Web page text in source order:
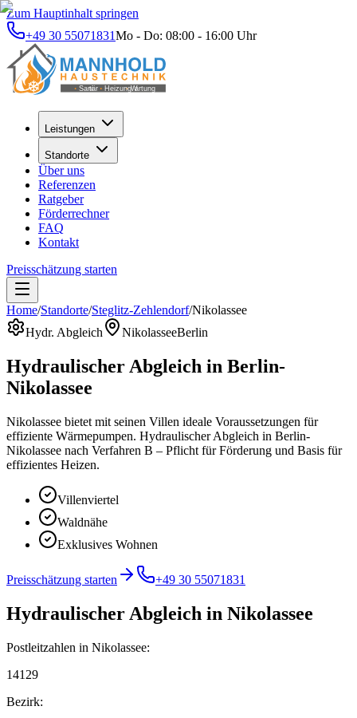
Zum Hauptinhalt springen
+49 30 55071831Mo - Do: 08:00 - 16:00 Uhr
Leistungen
Standorte
Über uns
Referenzen
Ratgeber
Förderrechner
FAQ
Kontakt
Preisschätzung starten
Home/Standorte/Steglitz-Zehlendorf/Nikolassee
Hydr. Abgleich
NikolasseeBerlin
Hydraulischer Abgleich in Berlin-
Nikolassee
Nikolassee bietet mit seinen Villen ideale Voraussetzungen für
effiziente Wärmepumpen. Hydraulischer Abgleich in Berlin-
Nikolassee nach Verfahren B – Pflicht für Förderung und Basis für
effizientes Heizen.
Villenviertel
Waldnähe
Exklusives Wohnen
Preisschätzung starten +49 30 55071831
Hydraulischer Abgleich in Nikolassee
Postleitzahlen in Nikolassee:
14129
Bezirk: